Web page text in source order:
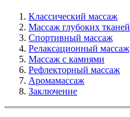
Классический массаж
Массаж глубоких тканей
Спортивный массаж
Релаксационный массаж
Массаж с камнями
Рефлекторный массаж
Аромамассаж
Заключение